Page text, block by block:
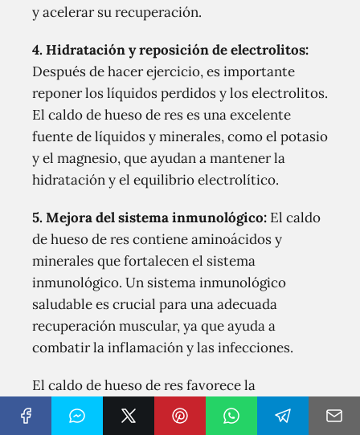
y acelerar su recuperación.
4. Hidratación y reposición de electrolitos:
Después de hacer ejercicio, es importante
reponer los líquidos perdidos y los electrolitos.
El caldo de hueso de res es una excelente
fuente de líquidos y minerales, como el potasio
y el magnesio, que ayudan a mantener la
hidratación y el equilibrio electrolítico.
5. Mejora del sistema inmunológico: El caldo
de hueso de res contiene aminoácidos y
minerales que fortalecen el sistema
inmunológico. Un sistema inmunológico
saludable es crucial para una adecuada
recuperación muscular, ya que ayuda a
combatir la inflamación y las infecciones.
El caldo de hueso de res favorece la
recuperación muscular después del ejercicio
debido a su contenido nutricional, su